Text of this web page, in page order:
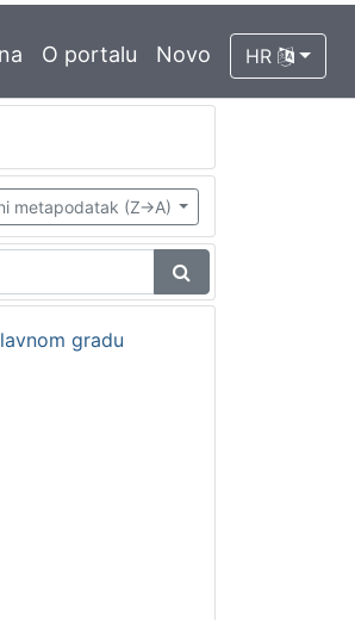
O portalu Novo HR
metapodatak (Z->A)
gradu